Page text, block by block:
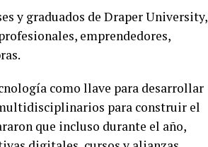
y graduados de Draper University,
emprendedores,
como llave para desarrollar
para construir el
que incluso durante el año,